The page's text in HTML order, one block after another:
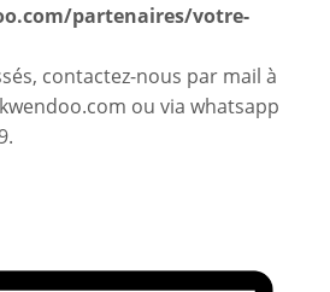
partenaires/votre-
contactez-nous par mail à
ou via whatsapp